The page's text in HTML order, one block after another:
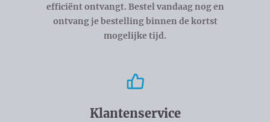
efficiënt ontvangt. Bestel vandaag nog en
ontvang je bestelling binnen de kortst
mogelijke tijd.
Klantenservice